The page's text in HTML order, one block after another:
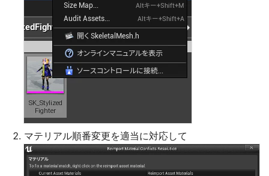
マテリアル順番変更を適当に対応して